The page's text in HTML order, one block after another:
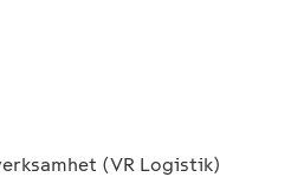
(VR Logistik)